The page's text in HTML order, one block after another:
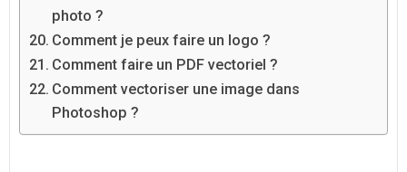
photo ?
Comment je peux faire un logo ?
Comment faire un PDF vectoriel ?
Comment vectoriser une image dans
Photoshop ?